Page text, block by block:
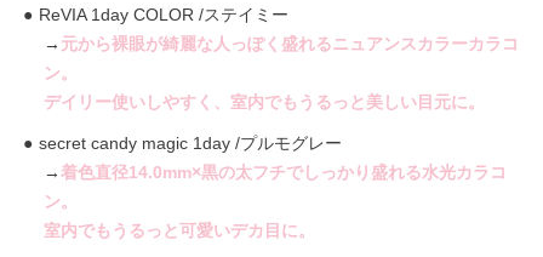
ReVIA 1day COLOR /ステイミー
→ 元から裸眼が綺麗な人っぽく盛れるニュアンスカラーカラコ
ン。
デイリー使いしやすく、室内でもうるっと美しい目元に。
secret candy magic 1day /プルモグレー
→着色直径14.0mm×黒の太フチでしっかり盛れる水光カラコ
ン。
室内でもうるっと可愛いデカ目に。